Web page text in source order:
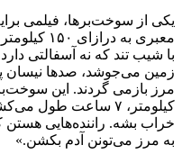
یکی از سوخت‌برها، فیلمی
با شیب تند که نه آسفالتی
زمین می‌جوشد، صد‌ها نیسان
کیلومتر، ۷ ساعت
خراب بشه. راننده‌هایی
به مرز می‌تونن آدم بکشن.»